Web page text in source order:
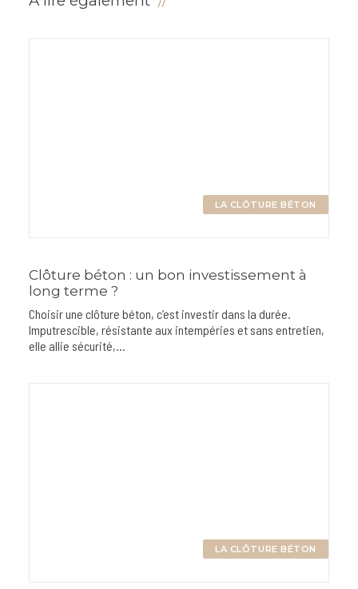
LA CLÔTURE BÉTON
Clôture béton : un bon investissement à
long terme ?
Choisir une clôture béton, c’est investir dans la durée.
Imputrescible, résistante aux intempéries et sans entretien,
elle allie sécurité,…
LA CLÔTURE BÉTON